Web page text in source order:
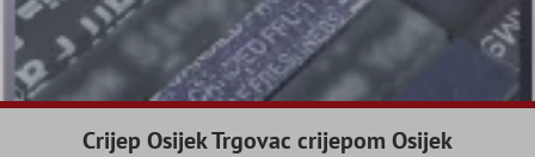
Crijep Osijek Trgovac crijepom Osijek